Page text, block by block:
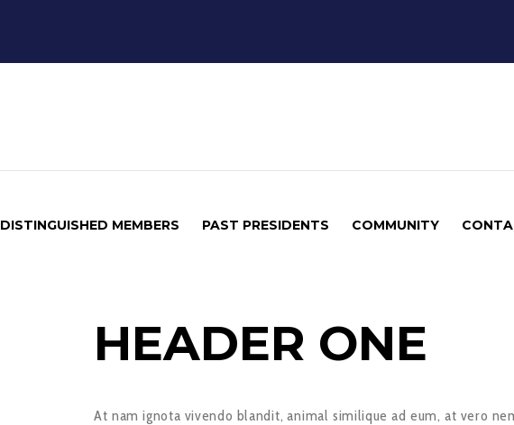
DISTINGUISHED MEMBERS PAST PRESIDENTS COMMUNITY
HEADER ONE
At nam ignota vivendo blandit, animal similique ad eum, at vero